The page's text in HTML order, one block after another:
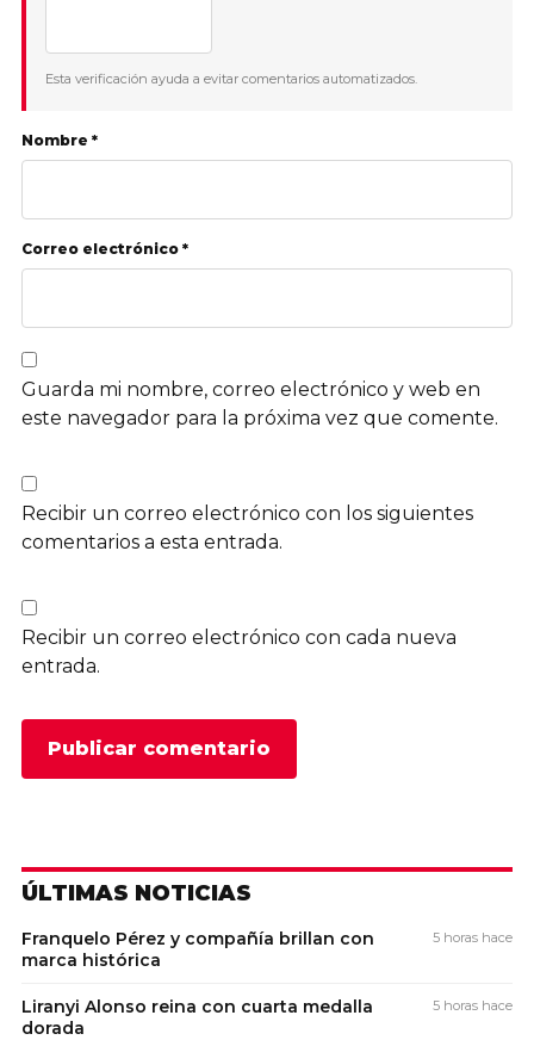
Esta verificación ayuda a evitar comentarios automatizados.
Nombre *
Correo electrónico *
Guarda mi nombre, correo electrónico y web en
este navegador para la próxima vez que comente.
Recibir un correo electrónico con los siguientes
comentarios a esta entrada.
Recibir un correo electrónico con cada nueva
entrada.
ÚLTIMAS NOTICIAS
Franquelo Pérez y compañía brillan con
marca histórica
5 horas hace
Liranyi Alonso reina con cuarta medalla
dorada
5 horas hace